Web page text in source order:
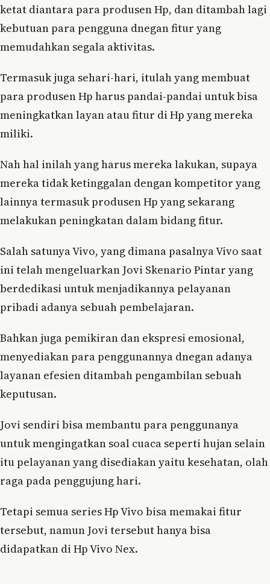
ketat diantara para produsen Hp, dan ditambah lagi
kebutuan para pengguna dnegan fitur yang
memudahkan segala aktivitas.
Termasuk juga sehari-hari, itulah yang membuat
para produsen Hp harus pandai-pandai untuk bisa
meningkatkan layan atau fitur di Hp yang mereka
miliki.
Nah hal inilah yang harus mereka lakukan, supaya
mereka tidak ketinggalan dengan kompetitor yang
lainnya termasuk produsen Hp yang sekarang
melakukan peningkatan dalam bidang fitur.
Salah satunya Vivo, yang dimana pasalnya Vivo saat
ini telah mengeluarkan Jovi Skenario Pintar yang
berdedikasi untuk menjadikannya pelayanan
pribadi adanya sebuah pembelajaran.
Bahkan juga pemikiran dan ekspresi emosional,
menyediakan para penggunannya dnegan adanya
layanan efesien ditambah pengambilan sebuah
keputusan.
Jovi sendiri bisa membantu para penggunanya
untuk mengingatkan soal cuaca seperti hujan selain
itu pelayanan yang disediakan yaitu kesehatan, olah
raga pada penggujung hari.
Tetapi semua series Hp Vivo bisa memakai fitur
tersebut, namun Jovi tersebut hanya bisa
didapatkan di Hp Vivo Nex.